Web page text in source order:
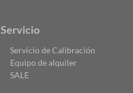
Servicio
Servicio de Calibración
Equipo de alquiler
SALE